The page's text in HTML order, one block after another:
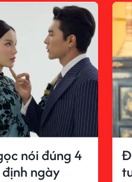
nói đúng 4
ngày